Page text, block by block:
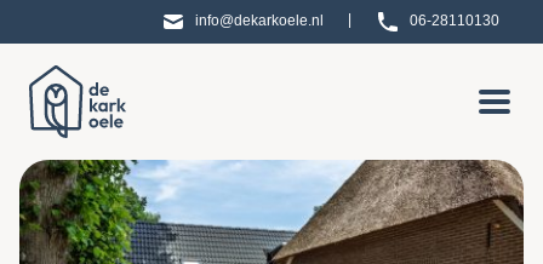
info@dekarkoele.nl 06-28110130